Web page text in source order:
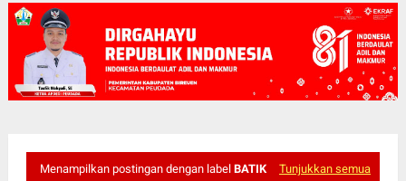
Menampilkan postingan dengan label BATIK Tunjukkan semua